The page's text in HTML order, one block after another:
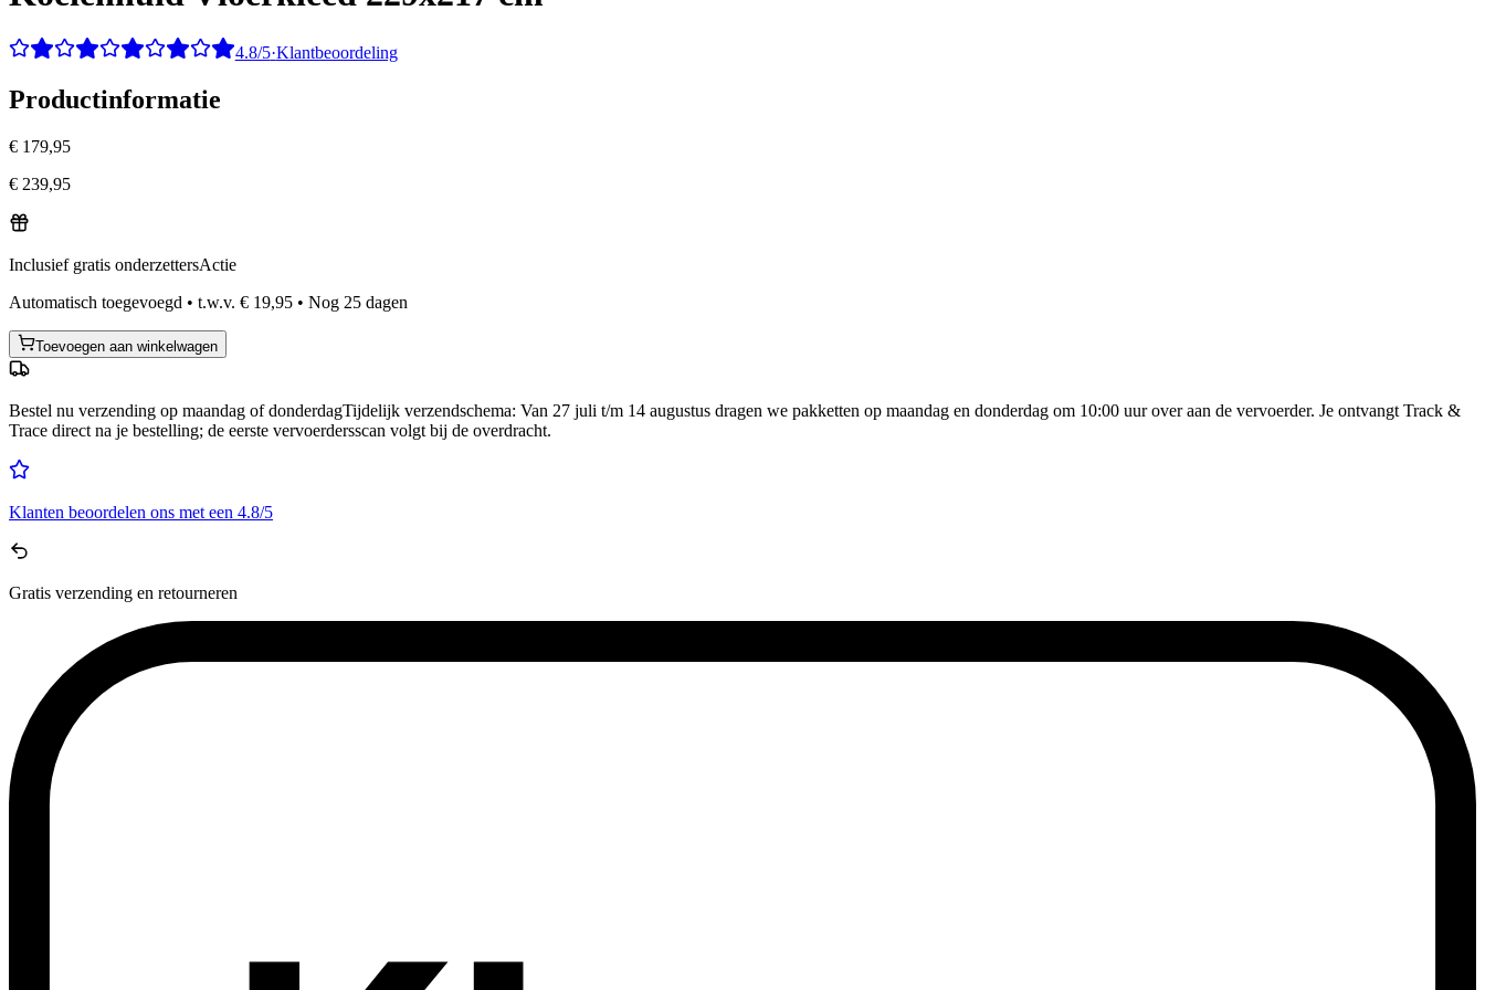
4.8/5·Klantbeoordeling
Productinformatie
€ 179,95
€ 239,95
Inclusief gratis onderzettersActie
Automatisch toegevoegd • t.w.v. € 19,95 • Nog 25 dagen
Toevoegen aan winkelwagen
Bestel nu verzending op maandag of donderdagTijdelijk verzendschema: Van 27 juli t/m 14 augustus dragen we pakketten op maandag en donderdag om 10:00 uur over aan de vervoerder. Je ontvangt Track &
Trace direct na je bestelling; de eerste vervoerdersscan volgt bij de overdracht.
Klanten beoordelen ons met een 4.8/5
Gratis verzending en retourneren